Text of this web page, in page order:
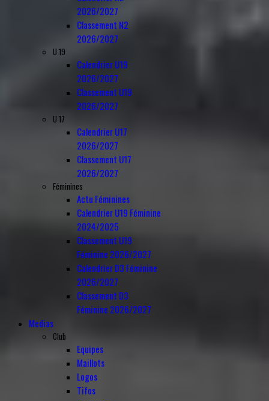
2026/2027
Classement N2
2026/2027
U 19
Calendrier U19
2026/2027
Classement U19
2026/2027
U 17
Calendrier U17
2026/2027
Classement U17
2026/2027
Féminines
Actu Féminines
Calendrier U19 Féminine
2024/2025
Classement U19
Féminine 2026/2027
Calendrier D3 Féminine
2026/2027
Classement D3
Féminine 2026/2027
Medias
Club
Equipes
Maillots
Logos
Tifos